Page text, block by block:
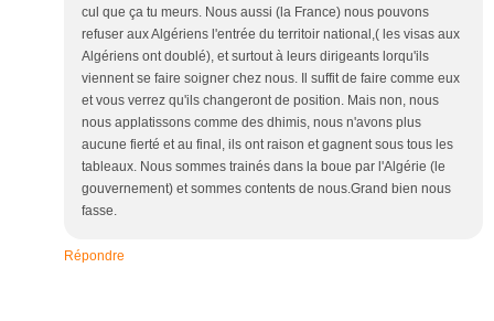
cul que ça tu meurs. Nous aussi (la France) nous pouvons
refuser aux Algériens l'entrée du territoir national,( les visas aux
Algériens ont doublé), et surtout à leurs dirigeants lorqu'ils
viennent se faire soigner chez nous. Il suffit de faire comme eux
et vous verrez qu'ils changeront de position. Mais non, nous
nous applatissons comme des dhimis, nous n'avons plus
aucune fierté et au final, ils ont raison et gagnent sous tous les
tableaux. Nous sommes trainés dans la boue par l'Algérie (le
gouvernement) et sommes contents de nous.Grand bien nous
fasse.
Répondre